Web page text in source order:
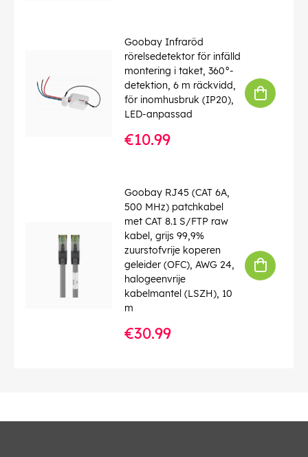
4040849680342Goobay Infraröd
rörelsedetektor för infälld
montering i taket, 360°-
detektion, 6 m räckvidd,
för inomhusbruk (IP20),
LED-anpassad
€10.99
Goobay RJ45 (CAT 6A,
500 MHz) patchkabel
met CAT 8.1 S/FTP raw
kabel, grijs 99,9%
zuurstofvrije koperen
geleider (OFC), AWG 24,
halogeenvrije
kabelmantel (LSZH), 10
m
€30.99